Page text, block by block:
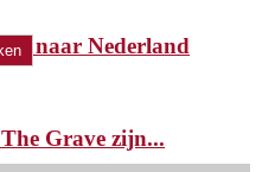
naar Nederland
Grave zijn...